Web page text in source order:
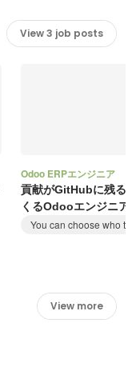
View 3 job posts
Odoo ERPエンジニア
貢献がGitHubに残る
くるOdooエンジニ
You can choose who
View more